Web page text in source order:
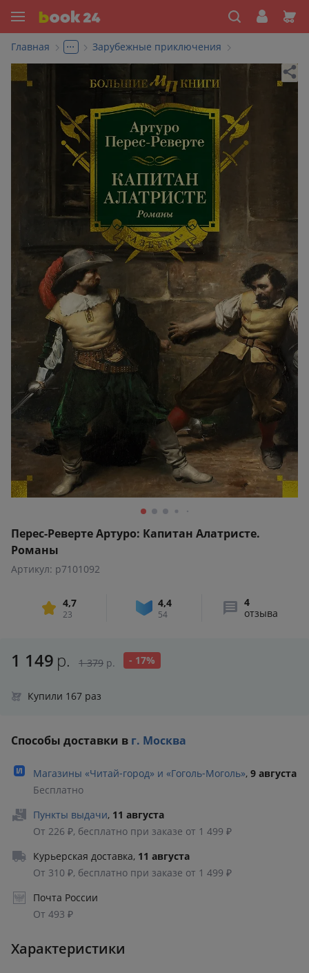
Главная ... Зарубежные приключения
Перес-Реверте Артуро: Капитан Алатристе.
Романы
Артикул: p7101092
4,7
23
4,4
54
4
отзыва
1 149 р. 1 379 р. - 17%
Купили 167 раз
Способы доставки в г. Москва
Магазины «Читай‑город» и «Гоголь‑Моголь», 9 августа
Бесплатно
Пункты выдачи, 11 августа
От 226 ₽, бесплатно при заказе от 1 499 ₽
Курьерская доставка, 11 августа
От 310 ₽, бесплатно при заказе от 1 499 ₽
Почта России
От 493 ₽
Характеристики